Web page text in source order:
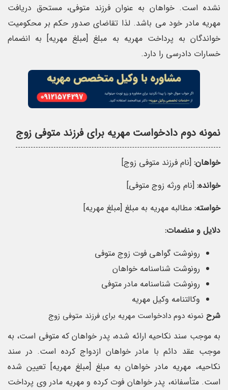
نشده است. خواهان به عنوان فرزند متوفی، مستحق دریافت
مهریه مادر خود می باشد. لذا تقاضای صدور حکم بر محکومیت
خواندگان به پرداخت مهریه به مبلغ [مبلغ مهریه] به انضمام
خسارات دادرسی را دارد.
نمونه دوم دادخواست مهریه برای فرزند متوفی زوج
خواهان: [نام فرزند متوفی زوج]
خوانده: [نام ورثه زوج متوفی]
خواسته: مطالبه مهریه به مبلغ [مبلغ مهریه]
دلایل و منضمات:
رونوشت گواهی فوت زوج متوفی
رونوشت شناسنامه خواهان
رونوشت شناسنامه مادر متوفی
وکالتنامه وکیل مهریه
شرح نمونه دوم دادخواست مهریه برای فرزند متوفی زوج
به موجب سند نکاحیه ارائه شده، پدر خواهان که متوفی است، به
موجب عقد دائم با مادر خواهان ازدواج کرده است. در سند
نکاحیه، مهریه مادر خواهان به مبلغ [مبلغ مهریه] تعیین شده
است. متأسفانه، پدر خواهان فوت کرده و مهریه مادر وی پرداخت